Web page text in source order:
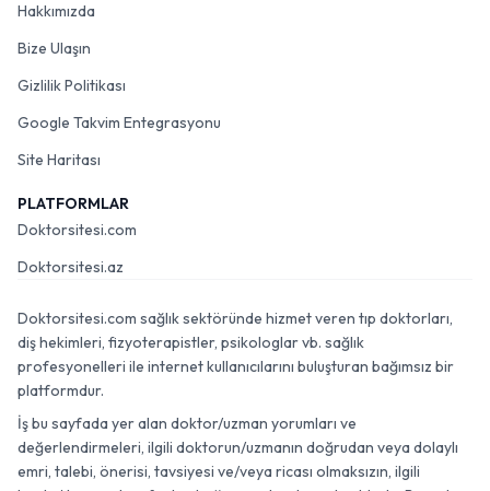
Hakkımızda
Bize Ulaşın
Gizlilik Politikası
Google Takvim Entegrasyonu
Site Haritası
PLATFORMLAR
Doktorsitesi.com
Doktorsitesi.az
Doktorsitesi.com sağlık sektöründe hizmet veren tıp doktorları,
diş hekimleri, fizyoterapistler, psikologlar vb. sağlık
profesyonelleri ile internet kullanıcılarını buluşturan bağımsız bir
platformdur.
İş bu sayfada yer alan doktor/uzman yorumları ve
değerlendirmeleri, ilgili doktorun/uzmanın doğrudan veya dolaylı
emri, talebi, önerisi, tavsiyesi ve/veya ricası olmaksızın, ilgili